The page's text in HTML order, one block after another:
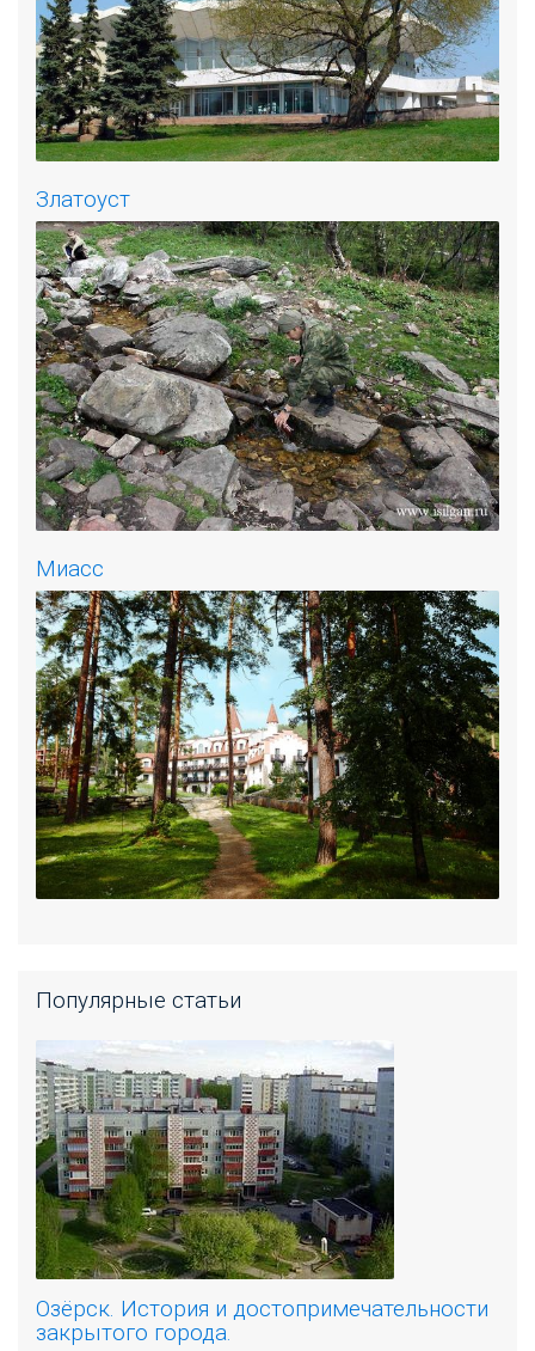
Златоуст
Миасс
Популярные статьи
Озёрск. История и достопримечательности
закрытого города.